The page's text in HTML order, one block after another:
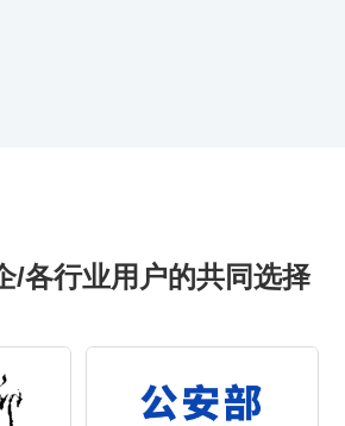
/各行业用户的共同选择